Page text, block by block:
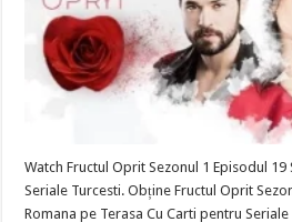
Watch Fructul Oprit Sezonul 1 Episodul
Seriale Turcesti. Obține Fructul Oprit
Romana pe Terasa Cu Carti pentru Seriale